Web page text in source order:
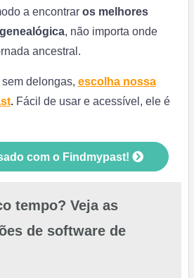
a encontrar os melhores
, não importa onde
ancestral.
delongas, escolha nossa
.Fácil de usar e acessível, ele é
com o Findmypast!
tempo? Veja as
de software de